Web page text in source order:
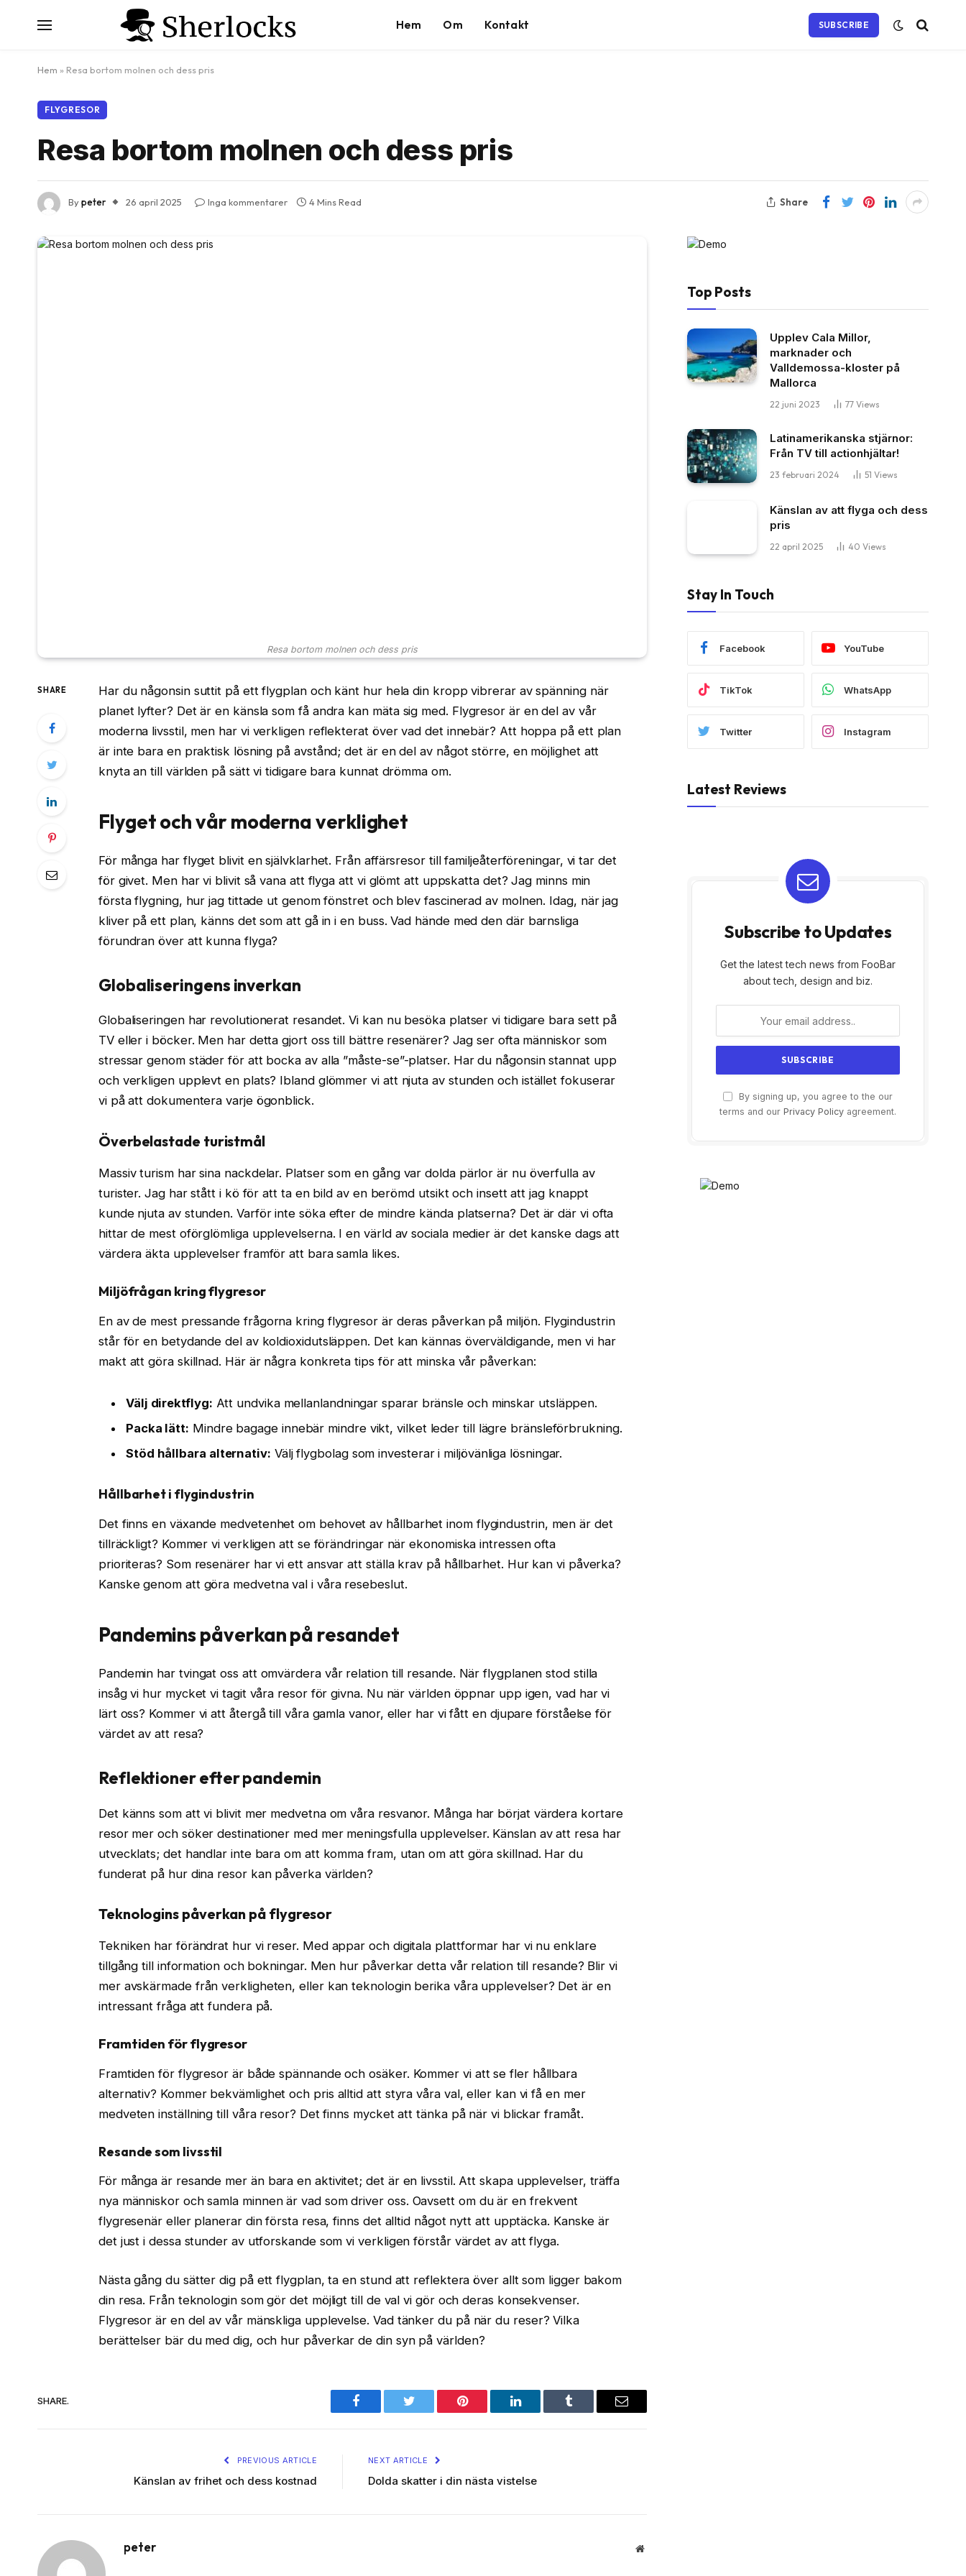
Hem Om Kontakt SUBSCRIBE
Hem » Resa bortom molnen och dess pris
FLYGRESOR
Resa bortom molnen och dess pris
Bypeter 26 april 2025 Inga kommentarer 4 Mins Read Share
Resa bortom molnen och dess pris
SHARE
Har du någonsin suttit på ett flygplan och känt hur hela din kropp vibrerar av spänning när
planet lyfter? Det är en känsla som få andra kan mäta sig med. Flygresor är en del av vår
moderna livsstil, men har vi verkligen reflekterat över vad det innebär? Att hoppa på ett plan
är inte bara en praktisk lösning på avstånd; det är en del av något större, en möjlighet att
knyta an till världen på sätt vi tidigare bara kunnat drömma om.
Flyget och vår moderna verklighet
För många har flyget blivit en självklarhet. Från affärsresor till familjeåterföreningar, vi tar det
för givet. Men har vi blivit så vana att flyga att vi glömt att uppskatta det? Jag minns min
första flygning, hur jag tittade ut genom fönstret och blev fascinerad av molnen. Idag, när jag
kliver på ett plan, känns det som att gå in i en buss. Vad hände med den där barnsliga
förundran över att kunna flyga?
Globaliseringens inverkan
Globaliseringen har revolutionerat resandet. Vi kan nu besöka platser vi tidigare bara sett på
TV eller i böcker. Men har detta gjort oss till bättre resenärer? Jag ser ofta människor som
stressar genom städer för att bocka av alla ”måste-se”-platser. Har du någonsin stannat upp
och verkligen upplevt en plats? Ibland glömmer vi att njuta av stunden och istället fokuserar
vi på att dokumentera varje ögonblick.
Överbelastade turistmål
Massiv turism har sina nackdelar. Platser som en gång var dolda pärlor är nu överfulla av
turister. Jag har stått i kö för att ta en bild av en berömd utsikt och insett att jag knappt
kunde njuta av stunden. Varför inte söka efter de mindre kända platserna? Det är där vi ofta
hittar de mest oförglömliga upplevelserna. I en värld av sociala medier är det kanske dags att
värdera äkta upplevelser framför att bara samla likes.
Miljöfrågan kring flygresor
En av de mest pressande frågorna kring flygresor är deras påverkan på miljön. Flygindustrin
står för en betydande del av koldioxidutsläppen. Det kan kännas överväldigande, men vi har
makt att göra skillnad. Här är några konkreta tips för att minska vår påverkan:
Välj direktflyg: Att undvika mellanlandningar sparar bränsle och minskar utsläppen.
Packa lätt: Mindre bagage innebär mindre vikt, vilket leder till lägre bränsleförbrukning.
Stöd hållbara alternativ: Välj flygbolag som investerar i miljövänliga lösningar.
Hållbarhet i flygindustrin
Det finns en växande medvetenhet om behovet av hållbarhet inom flygindustrin, men är det
tillräckligt? Kommer vi verkligen att se förändringar när ekonomiska intressen ofta
prioriteras? Som resenärer har vi ett ansvar att ställa krav på hållbarhet. Hur kan vi påverka?
Kanske genom att göra medvetna val i våra resebeslut.
Pandemins påverkan på resandet
Pandemin har tvingat oss att omvärdera vår relation till resande. När flygplanen stod stilla
insåg vi hur mycket vi tagit våra resor för givna. Nu när världen öppnar upp igen, vad har vi
lärt oss? Kommer vi att återgå till våra gamla vanor, eller har vi fått en djupare förståelse för
värdet av att resa?
Reflektioner efter pandemin
Det känns som att vi blivit mer medvetna om våra resvanor. Många har börjat värdera kortare
resor mer och söker destinationer med mer meningsfulla upplevelser. Känslan av att resa har
utvecklats; det handlar inte bara om att komma fram, utan om att göra skillnad. Har du
funderat på hur dina resor kan påverka världen?
Teknologins påverkan på flygresor
Tekniken har förändrat hur vi reser. Med appar och digitala plattformar har vi nu enklare
tillgång till information och bokningar. Men hur påverkar detta vår relation till resande? Blir vi
mer avskärmade från verkligheten, eller kan teknologin berika våra upplevelser? Det är en
intressant fråga att fundera på.
Framtiden för flygresor
Framtiden för flygresor är både spännande och osäker. Kommer vi att se fler hållbara
alternativ? Kommer bekvämlighet och pris alltid att styra våra val, eller kan vi få en mer
medveten inställning till våra resor? Det finns mycket att tänka på när vi blickar framåt.
Resande som livsstil
För många är resande mer än bara en aktivitet; det är en livsstil. Att skapa upplevelser, träffa
nya människor och samla minnen är vad som driver oss. Oavsett om du är en frekvent
flygresenär eller planerar din första resa, finns det alltid något nytt att upptäcka. Kanske är
det just i dessa stunder av utforskande som vi verkligen förstår värdet av att flyga.
Nästa gång du sätter dig på ett flygplan, ta en stund att reflektera över allt som ligger bakom
din resa. Från teknologin som gör det möjligt till de val vi gör och deras konsekvenser.
Flygresor är en del av vår mänskliga upplevelse. Vad tänker du på när du reser? Vilka
berättelser bär du med dig, och hur påverkar de din syn på världen?
SHARE.
Facebook Twitter Pinterest LinkedIn Tumblr Email
PREVIOUS ARTICLE
Känslan av frihet och dess kostnad
NEXT ARTICLE
Dolda skatter i din nästa vistelse
peter Website
Top Posts
Upplev Cala Millor,
marknader och
Valldemossa-kloster på
Mallorca
22 juni 2023 77 Views
Latinamerikanska stjärnor:
Från TV till actionhjältar!
23 februari 2024 51 Views
Känslan av att flyga och dess
pris
22 april 2025 40 Views
Stay In Touch
Facebook YouTube
TikTok WhatsApp
Twitter Instagram
Latest Reviews
Subscribe to Updates
Get the latest tech news from FooBar
about tech, design and biz.
By signing up, you agree to the our
terms and our Privacy Policy agreement.